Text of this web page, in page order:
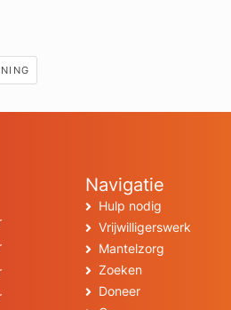
Navigatie
Hulp nodig
Vrijwilligerswerk
Mantelzorg
Zoeken
Doneer